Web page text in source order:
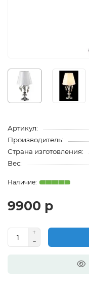
Артикул:
Производитель:
Страна изготовления:
Вес:
9900 р